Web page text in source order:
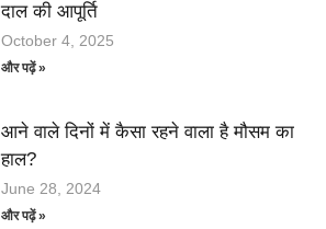
दाल की आपूर्ति
October 4, 2025
और पढ़ें »
आने वाले दिनों में कैसा रहने वाला है मौसम का
हाल?
June 28, 2024
और पढ़ें »